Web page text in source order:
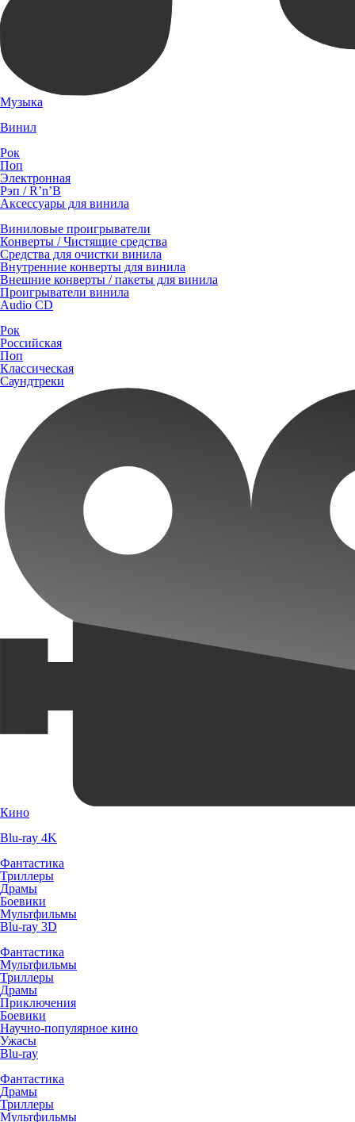
Музыка
Винил
Рок
Поп
Электронная
Рэп / R’n’B
Аксессуары для винила
Виниловые проигрыватели
Конверты / Чистящие средства
Средства для очистки винила
Внутренние конверты для винила
Внешние конверты / пакеты для винила
Проигрыватели винила
Audio CD
Рок
Российская
Поп
Классическая
Саундтреки
Кино
Blu-ray 4K
Фантастика
Триллеры
Драмы
Боевики
Мультфильмы
Blu-ray 3D
Фантастика
Мультфильмы
Триллеры
Драмы
Приключения
Боевики
Научно-популярное кино
Ужасы
Blu-ray
Фантастика
Драмы
Триллеры
Мультфильмы